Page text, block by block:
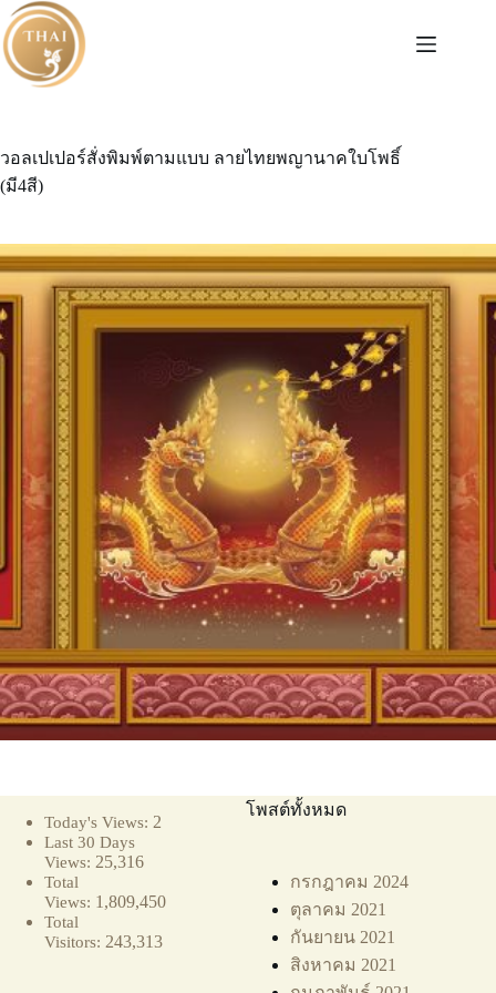
Skip
to
content
วอลเปเปอร์สั่งพิมพ์ตามแบบ ลายไทยพญานาคใบโพธิ์
(มี4สี)
Today's Views: 2
Last 30 Days
Views: 25,316
Total
Views: 1,809,450
Total
Visitors: 243,313
โพสต์ทั้งหมด
กรกฎาคม 2024
ตุลาคม 2021
กันยายน 2021
สิงหาคม 2021